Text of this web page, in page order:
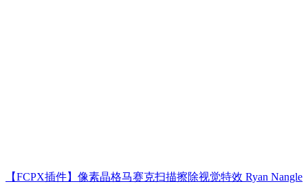
【FCPX插件】像素晶格马赛克扫描擦除视觉特效 Ryan Nangle